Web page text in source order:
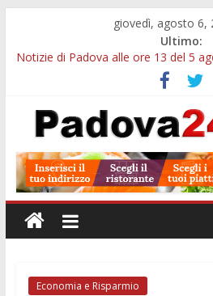
giovedì, agosto 6,
Ultimo:
Notizie di Padova alle ore 13 del 5
Notizie di Padova alle ore 21: SIT
auto nuove e concorsi comunali
Transizione 4.0, più tempo alle
Quando le dimissioni non fanno
previste nei casi di violenza di genere
Malattie neurodegenerative, uno
Padova parte dall’infiammazione
Economia e Risparmio